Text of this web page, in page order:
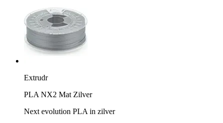
Extrudr
PLA NX2 Mat Zilver
Next evolution PLA in zilver